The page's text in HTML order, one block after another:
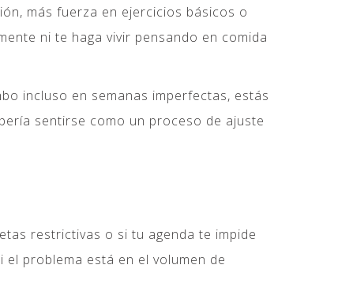
más fuerza en ejercicios básicos o
ni te haga vivir pensando en comida
incluso en semanas imperfectas, estás
sentirse como un proceso de ajuste
restrictivas o si tu agenda te impide
problema está en el volumen de